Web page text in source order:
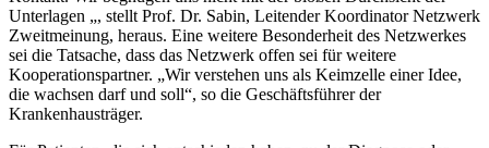
Unterlagen „, stellt Prof. Dr. Sabin, Leitender Koordinator Netzwerk
Zweitmeinung, heraus. Eine weitere Besonderheit des Netzwerkes
sei die Tatsache, dass das Netzwerk offen sei für weitere
Kooperationspartner. „Wir verstehen uns als Keimzelle einer Idee,
die wachsen darf und soll“, so die Geschäftsführer der
Krankenhausträger.